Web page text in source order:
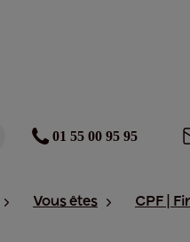
01 55 00 95 95
Vous êtes CPF |